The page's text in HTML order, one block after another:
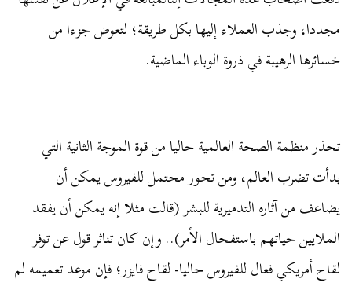
مجددا، وجذب العملاء إليها بكل طريقة؛ لتعوض جزءا من
خسائرها الرهيبة في ذروة الوباء الماضية.
تحذر منظمة الصحة العالمية حاليا من قوة الموجة الثانية التي
بدأت تضرب العالم، ومن تحور محتمل للفيروس يمكن أن
يضاعف من آثاره التدميرية للبشر (قالت مثلا إنه يمكن أن يفقد
الملايين حياتهم باستفحال الأمر).. وإن كان تناثر قول عن توفر
لقاح أمريكي فعال للفيروس حاليا- لقاح فايزر؛ فإن موعد تعميمه لم